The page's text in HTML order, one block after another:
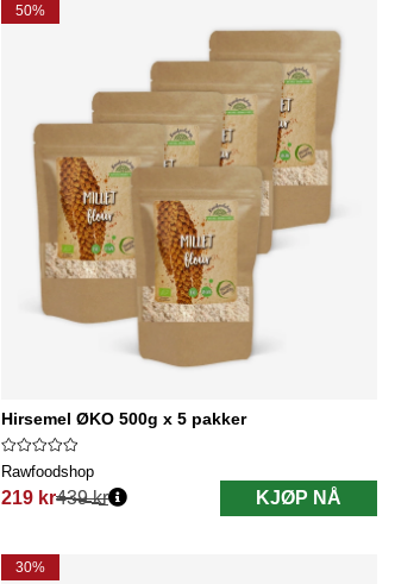
50%
Hirsemel ØKO 500g x 5 pakker
Rawfoodshop
219 kr
Vanlig pris:
439 kr KJØP NÅ
30%